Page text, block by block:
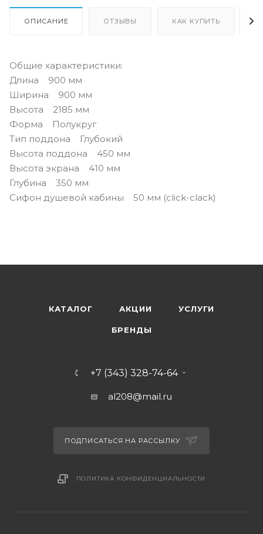
ОПИСАНИЕ ОТЗЫВЫ КАК КУПИТЬ
Общие характеристики:
Длина 900 мм
Ширина 900 мм
Высота 2185 мм
Форма Полукруг
Тип поддона Глубокий
Высота поддона 450 мм
Высота экрана 410 мм
Глубина 350 мм
Сифон душевой кабины 50 мм (click-clack)
КАТАЛОГ АКЦИИ УСЛУГИ
БРЕНДЫ
+7 (343) 328-74-64
al208@mail.ru
ПОДПИСАТЬСЯ НА РАССЫЛКУ
ПОЛИТИКА КОНФИДЕНЦИАЛЬНОСТИ